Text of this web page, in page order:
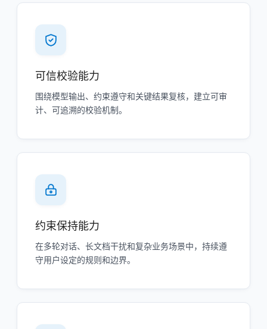
可信校验能力
围绕模型输出、约束遵守和关键结果复核，建立可审
计、可追溯的校验机制。
约束保持能力
在多轮对话、长文档干扰和复杂业务场景中，持续遵
守用户设定的规则和边界。